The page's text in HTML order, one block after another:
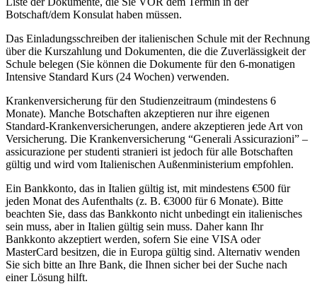
Botschaft/dem Konsulat haben müssen.
Das Einladungsschreiben der italienischen Schule mit der Rechnung
über die Kurszahlung und Dokumenten, die die Zuverlässigkeit der
Schule belegen (Sie können die Dokumente für den 6-monatigen
Intensive Standard Kurs (24 Wochen) verwenden.
Krankenversicherung für den Studienzeitraum (mindestens 6
Monate). Manche Botschaften akzeptieren nur ihre eigenen
Standard-Krankenversicherungen, andere akzeptieren jede Art von
Versicherung. Die Krankenversicherung “Generali Assicurazioni” –
assicurazione per studenti stranieri ist jedoch für alle Botschaften
gültig und wird vom Italienischen Außenministerium empfohlen.
Ein Bankkonto, das in Italien gültig ist, mit mindestens €500 für
jeden Monat des Aufenthalts (z. B. €3000 für 6 Monate). Bitte
beachten Sie, dass das Bankkonto nicht unbedingt ein italienisches
sein muss, aber in Italien gültig sein muss. Daher kann Ihr
Bankkonto akzeptiert werden, sofern Sie eine VISA oder
MasterCard besitzen, die in Europa gültig sind. Alternativ wenden
Sie sich bitte an Ihre Bank, die Ihnen sicher bei der Suche nach
einer Lösung hilft.